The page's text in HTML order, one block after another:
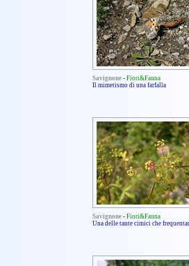
Savignone - Fiori&Fauna
Il mimetismo di una farfalla
Savignone - Fiori&Fauna
Una delle tante cimici che